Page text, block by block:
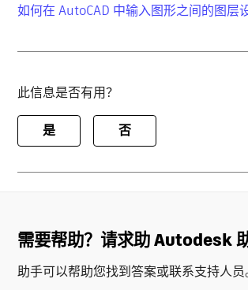
如何在 AutoCAD 中输入图形之间的图层
此信息是否有用？
是 否
需要帮助？请求助 Autodesk 助
助手可以帮助您找到答案或联系支持人员